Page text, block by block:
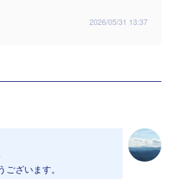
2026/05/31 13:37
ざいます。